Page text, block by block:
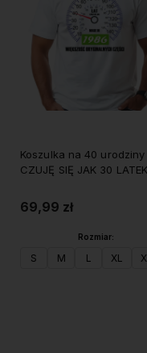
Koszulka na 40 urodziny
CZUJĘ SIĘ JAK 30 LATEK
69,99 zł
Rozmiar:
S M L XL